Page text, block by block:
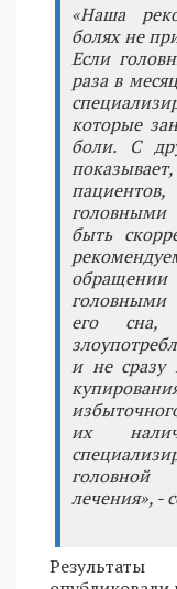
«Наша
болях не
Если
раза в
которые
боли. С
головными
быть
головными
его сна,
и не сразу
их
лечения», -